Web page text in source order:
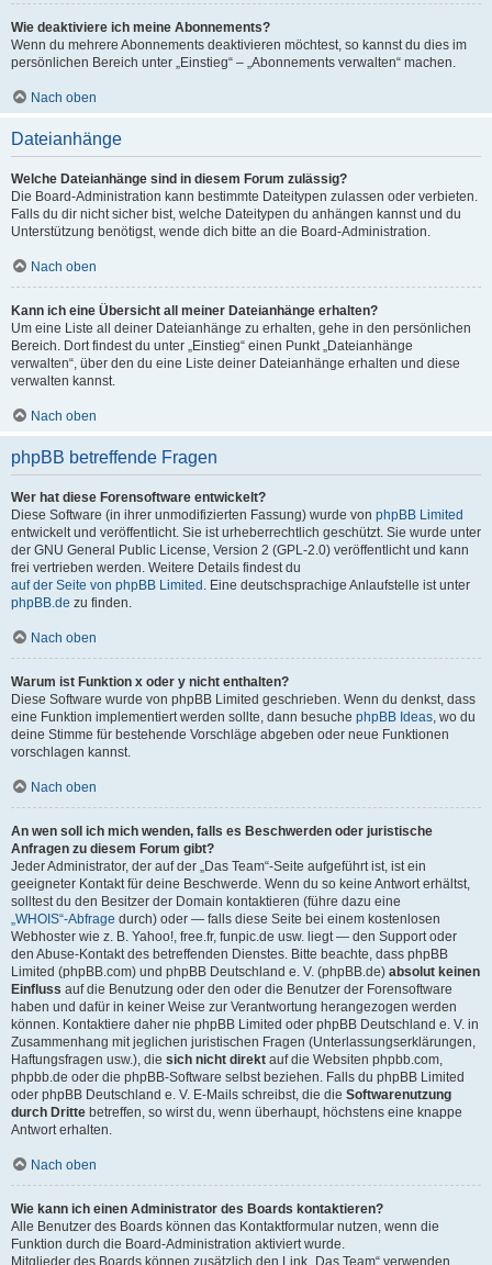
Wie deaktiviere ich meine Abonnements?
Wenn du mehrere Abonnements deaktivieren möchtest, so kannst du dies im
persönlichen Bereich unter „Einstieg“ – „Abonnements verwalten“ machen.
Nach oben
Dateianhänge
Welche Dateianhänge sind in diesem Forum zulässig?
Die Board-Administration kann bestimmte Dateitypen zulassen oder verbieten.
Falls du dir nicht sicher bist, welche Dateitypen du anhängen kannst und du
Unterstützung benötigst, wende dich bitte an die Board-Administration.
Nach oben
Kann ich eine Übersicht all meiner Dateianhänge erhalten?
Um eine Liste all deiner Dateianhänge zu erhalten, gehe in den persönlichen
Bereich. Dort findest du unter „Einstieg“ einen Punkt „Dateianhänge
verwalten“, über den du eine Liste deiner Dateianhänge erhalten und diese
verwalten kannst.
Nach oben
phpBB betreffende Fragen
Wer hat diese Forensoftware entwickelt?
Diese Software (in ihrer unmodifizierten Fassung) wurde von phpBB Limited
entwickelt und veröffentlicht. Sie ist urheberrechtlich geschützt. Sie wurde unter
der GNU General Public License, Version 2 (GPL-2.0) veröffentlicht und kann
frei vertrieben werden. Weitere Details findest du
auf der Seite von phpBB Limited . Eine deutschsprachige Anlaufstelle ist unter
phpBB.de zu finden.
Nach oben
Warum ist Funktion x oder y nicht enthalten?
Diese Software wurde von phpBB Limited geschrieben. Wenn du denkst, dass
eine Funktion implementiert werden sollte, dann besuche phpBB Ideas, wo du
deine Stimme für bestehende Vorschläge abgeben oder neue Funktionen
vorschlagen kannst.
Nach oben
An wen soll ich mich wenden, falls es Beschwerden oder juristische
Anfragen zu diesem Forum gibt?
Jeder Administrator, der auf der „Das Team“-Seite aufgeführt ist, ist ein
geeigneter Kontakt für deine Beschwerde. Wenn du so keine Antwort erhältst,
solltest du den Besitzer der Domain kontaktieren (führe dazu eine
„WHOIS“-Abfrage durch) oder — falls diese Seite bei einem kostenlosen
Webhoster wie z. B. Yahoo!, free.fr, funpic.de usw. liegt — den Support oder
den Abuse-Kontakt des betreffenden Dienstes. Bitte beachte, dass phpBB
Limited (phpBB.com) und phpBB Deutschland e. V. (phpBB.de) absolut keinen
Einfluss auf die Benutzung oder den oder die Benutzer der Forensoftware
haben und dafür in keiner Weise zur Verantwortung herangezogen werden
können. Kontaktiere daher nie phpBB Limited oder phpBB Deutschland e. V. in
Zusammenhang mit jeglichen juristischen Fragen (Unterlassungserklärungen,
Haftungsfragen usw.), die sich nicht direkt auf die Websiten phpbb.com,
phpbb.de oder die phpBB-Software selbst beziehen. Falls du phpBB Limited
oder phpBB Deutschland e. V. E-Mails schreibst, die die Softwarenutzung
durch Dritte betreffen, so wirst du, wenn überhaupt, höchstens eine knappe
Antwort erhalten.
Nach oben
Wie kann ich einen Administrator des Boards kontaktieren?
Alle Benutzer des Boards können das Kontaktformular nutzen, wenn die
Funktion durch die Board-Administration aktiviert wurde.
Mitglieder des Boards können zusätzlich den Link „Das Team“ verwenden.